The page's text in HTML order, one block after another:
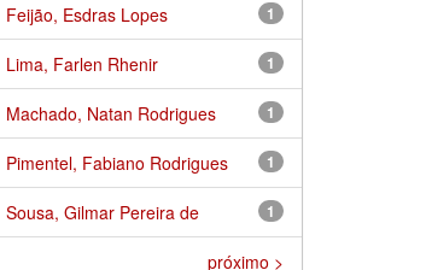
1
Feijão, Esdras Lopes
1
Lima, Farlen Rhenir
1
Machado, Natan Rodrigues
1
Pimentel, Fabiano Rodrigues
1
Sousa, Gilmar Pereira de
próximo >